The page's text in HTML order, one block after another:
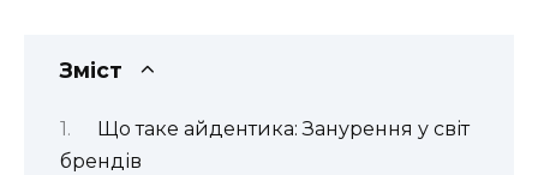
Зміст
Що таке айдентика: Занурення у світ
брендів